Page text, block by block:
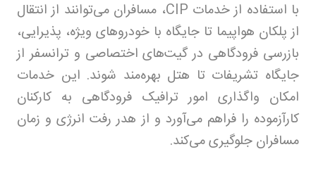
با استفاده از خدمات
، مسافران می‌توانند از انتقال
از پلکان هواپیما تا جایگاه با خودروهای ویژه، پذیرایی،
بازرسی فرودگاهی در گیت‌های اختصاصی و ترانسفر از
جایگاه تشریفات تا هتل بهره‌مند شوند. این خدمات
امکان واگذاری امور ترافیک فرودگاهی به کارکنان
کارآزموده را فراهم می‌آورد و از هدر رفت انرژی و زمان
مسافران جلوگیری می‌کند.